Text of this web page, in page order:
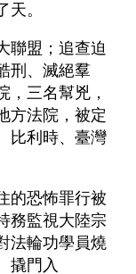
天。
聯盟；追查迫
刑、滅絕羣
，三名幫兇，
方法院，被定
比利時、臺灣
的恐怖罪行被
務監視大陸宗
法輪功學員燒
撬門入